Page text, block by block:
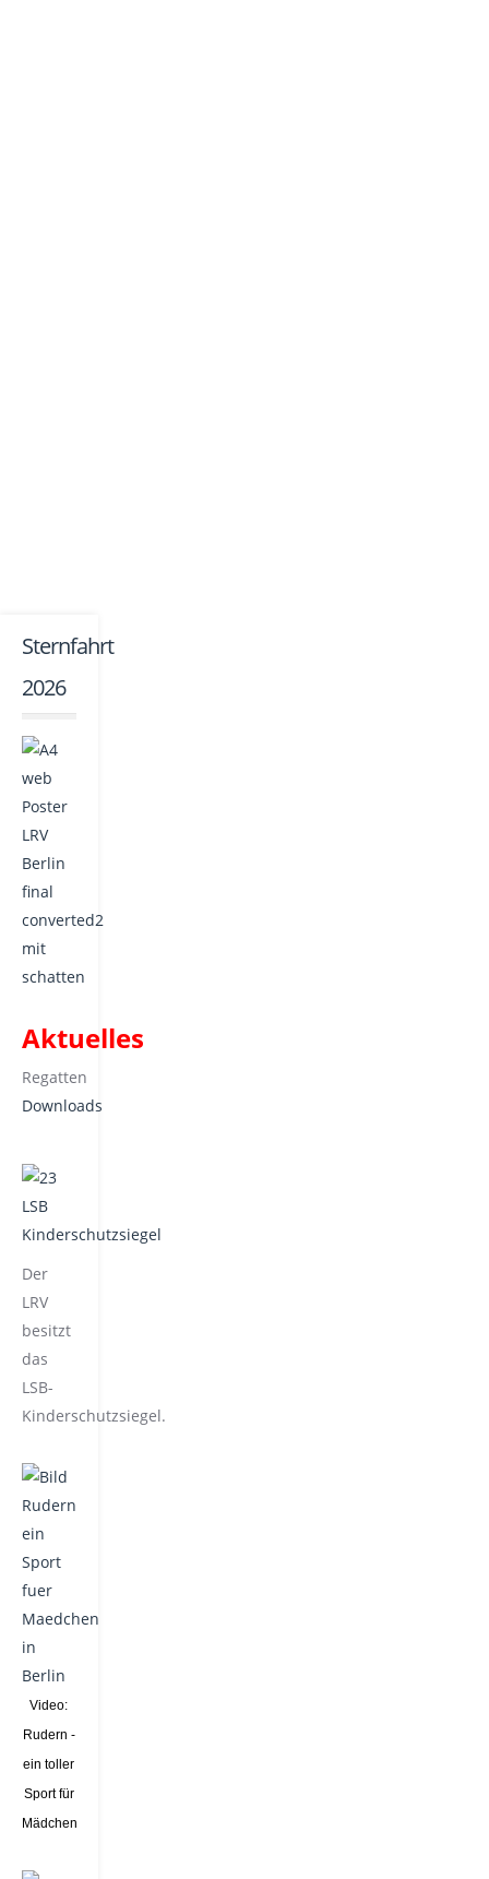
Sternfahrt
2026
Aktuelles
Regatten
Downloads
Der
LRV
besitzt
das
LSB-
Kinderschutzsiegel.
Video:
Rudern -
ein toller
Sport für
Mädchen